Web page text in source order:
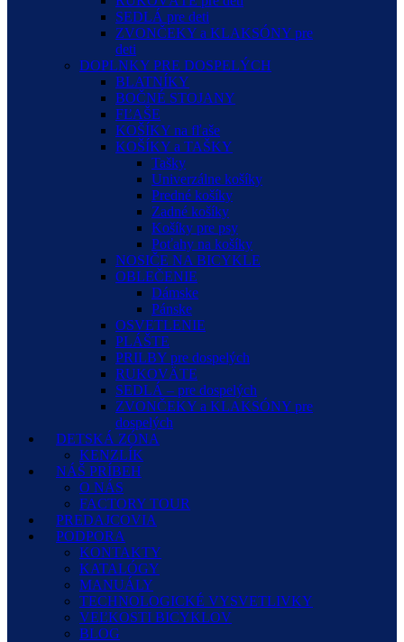
SEDLÁ pre deti
ZVONČEKY a KLAKSÓNY pre
deti
DOPLNKY PRE DOSPELÝCH
BLATNÍKY
BOČNÉ STOJANY
FĽAŠE
KOŠÍKY na fľaše
KOŠÍKY a TAŠKY
Tašky
Univerzálne košíky
Predné košíky
Zadné košíky
Košíky pre psy
Poťahy na košíky
NOSIČE NA BICYKLE
OBLEČENIE
Dámske
Pánske
OSVETLENIE
PLÁŠTE
PRILBY pre dospelých
RUKOVÄTE
SEDLÁ – pre dospelých
ZVONČEKY a KLAKSÓNY pre
dospelých
DETSKÁ ZÓNA
KENZLÍK
NÁŠ PRÍBEH
O NÁS
FACTORY TOUR
PREDAJCOVIA
PODPORA
KONTAKTY
KATALÓGY
MANUÁLY
TECHNOLOGICKÉ VYSVETLIVKY
VEĽKOSTI BICYKLOV
BLOG